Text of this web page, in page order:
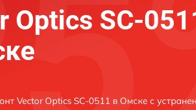
Optics SC-
Vector Optics SC-0511 в Омске с